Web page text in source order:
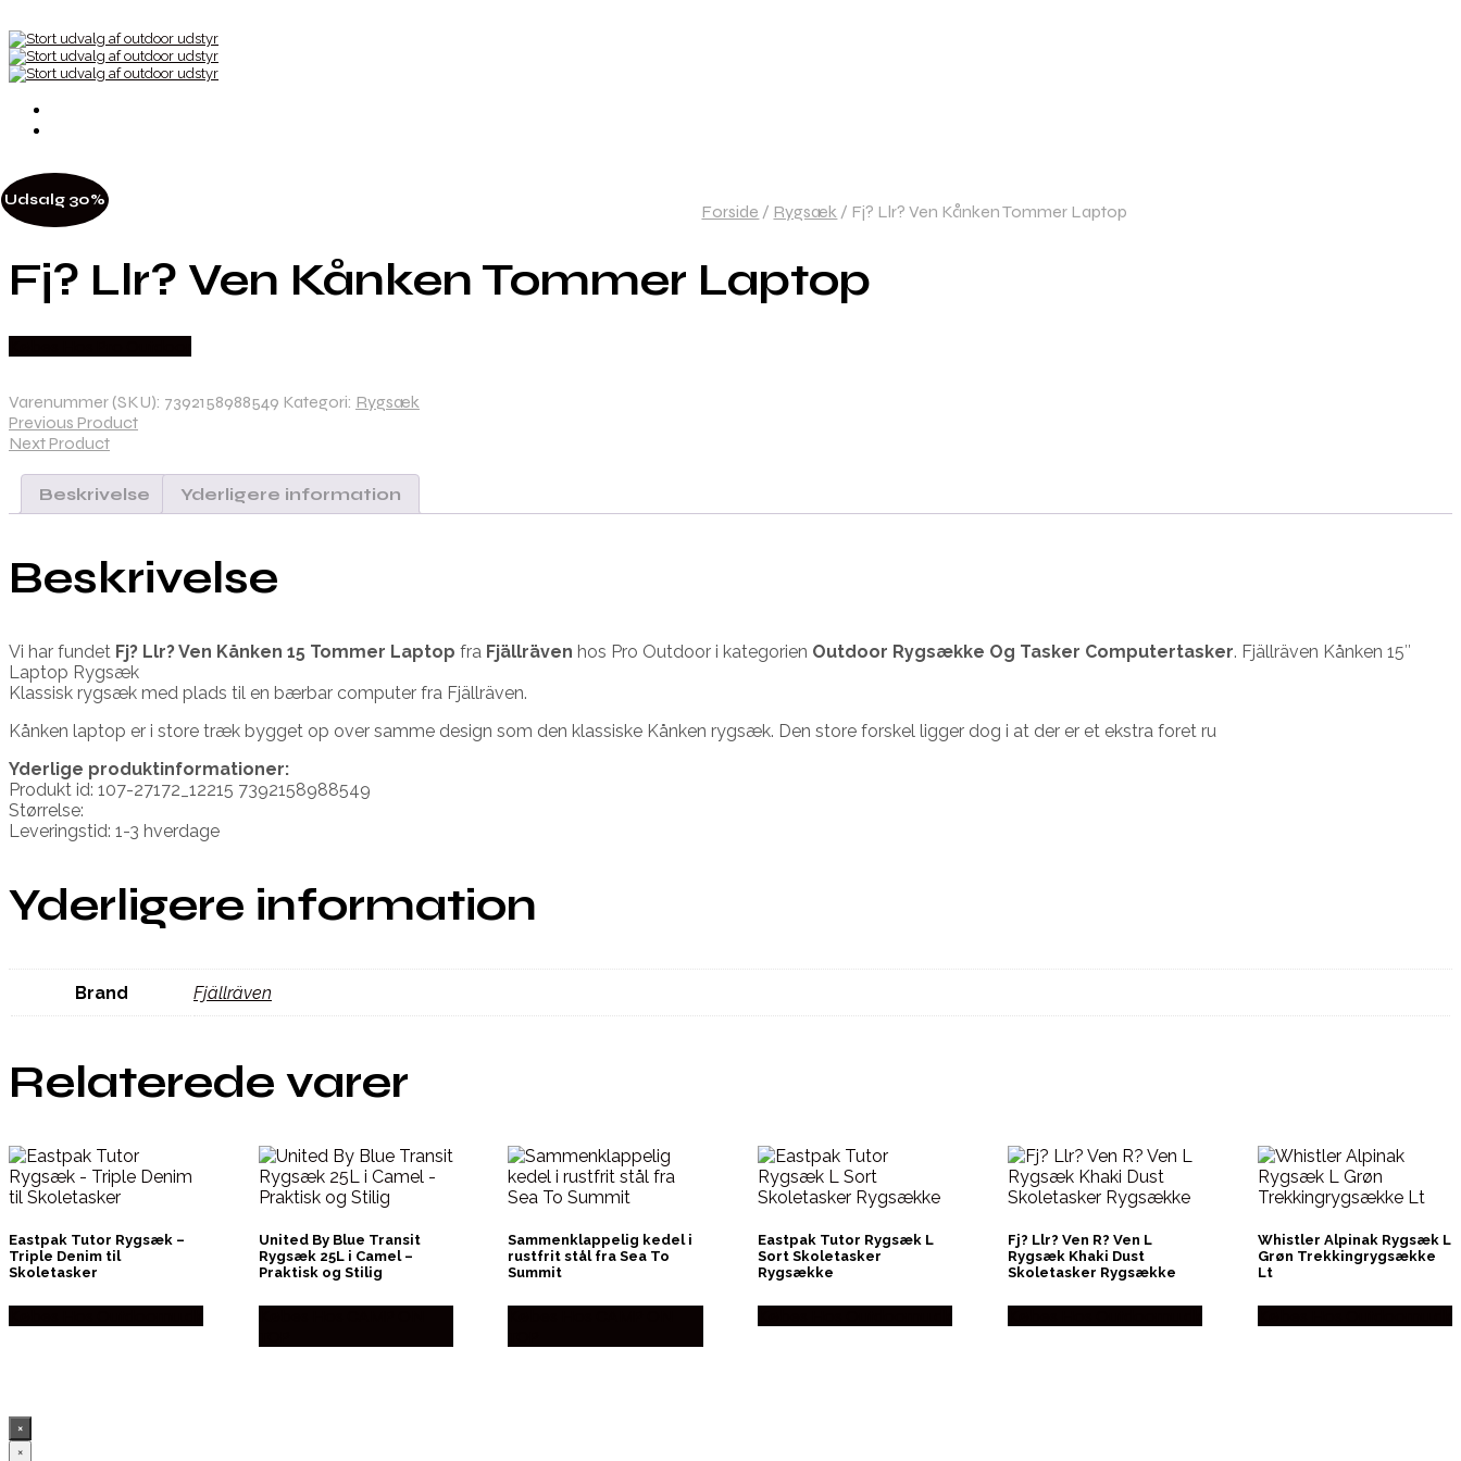
Udsalg 30%
Forside / Rygsæk / Fj? Llr? Ven Kånken Tommer Laptop
Fj? Llr? Ven Kånken Tommer Laptop
Varenummer (SKU): 7392158988549 Kategori: Rygsæk
Previous Product
Next Product
Beskrivelse Yderligere information
Beskrivelse
Vi har fundet Fj? Llr? Ven Kånken 15 Tommer Laptop fra Fjällräven hos Pro Outdoor i kategorien Outdoor Rygsække Og Tasker Computertasker. Fjällräven Kånken 15″
Laptop Rygsæk
Klassisk rygsæk med plads til en bærbar computer fra Fjällräven.
Kånken laptop er i store træk bygget op over samme design som den klassiske Kånken rygsæk. Den store forskel ligger dog i at der er et ekstra foret ru
Yderlige produktinformationer:
Produkt id: 107-27172_12215 7392158988549
Størrelse:
Leveringstid: 1-3 hverdage
Yderligere information
Brand Fjällräven
Relaterede varer
Eastpak Tutor Rygsæk –
Triple Denim til
Skoletasker
United By Blue Transit
Rygsæk 25L i Camel –
Praktisk og Stilig
Sammenklappelig kedel i
rustfrit stål fra Sea To
Summit
Eastpak Tutor Rygsæk L
Sort Skoletasker
Rygsække
Fj? Llr? Ven R? Ven L
Rygsæk Khaki Dust
Skoletasker Rygsække
Whistler Alpinak Rygsæk L
Grøn Trekkingrygsække
Lt
×
×